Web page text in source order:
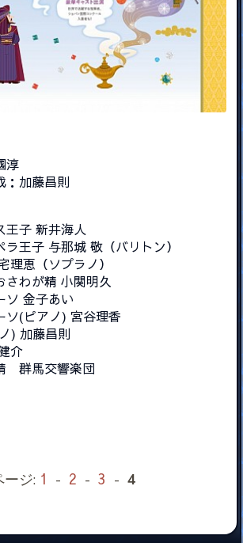
淳
：加藤昌則
王子 新井海人
王子 与那城 敬（バリトン）
理恵（ソプラノ）
さわが精 小関明久
ソ 金子あい
ソ(ピアノ) 宮谷理香
) 加藤昌則
介
精群馬交響楽団
ージ: 1 - 2 - 3 - 4